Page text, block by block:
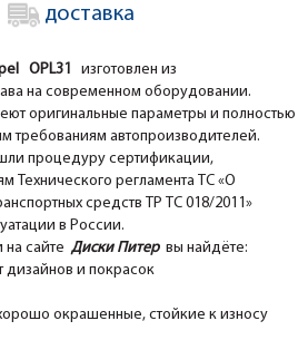
доставка
OPL31
изготовлен из
на современном оборудовании.
оригинальные параметры и полностью
требованиям автопроизводителей.
процедуру сертификации,
Технического регламента ТС «О
средств ТР ТС 018/2011»
в России.
на сайте Диски Питер вы найдёте:
и покрасок
окрашенные, стойкие к износу